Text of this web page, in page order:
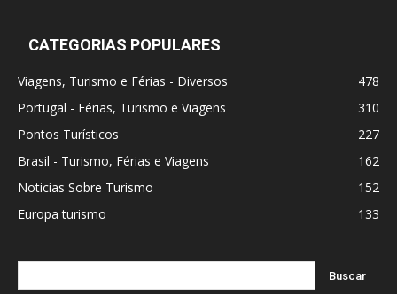
CATEGORIAS POPULARES
Viagens, Turismo e Férias - Diversos
478
Portugal - Férias, Turismo e Viagens
310
Pontos Turísticos
227
Brasil - Turismo, Férias e Viagens
162
Noticias Sobre Turismo
152
Europa turismo
133